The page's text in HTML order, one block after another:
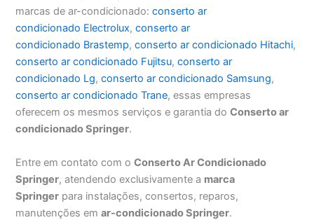
marcas de ar-condicionado:conserto ar
condicionado Electrolux,conserto ar
condicionado Brastemp,conserto ar condicionado Hitachi,
conserto ar condicionado Fujitsu,conserto ar
condicionado Lg,conserto ar condicionado Samsung,
conserto ar condicionado Trane, essas empresas
oferecem os mesmos serviços e garantia doConserto ar
condicionado Springer.
Entre em contato com oConserto Ar Condicionado
Springer, atendendo exclusivamente a marca
Springer para instalações, consertos, reparos,
manutenções emar-condicionado Springer.